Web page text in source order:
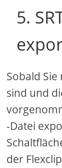
5.
Sobald
sind und
-Datei
der